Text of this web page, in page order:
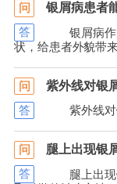
问 银屑病患者
答
银屑病作为
状，给患者外貌带
问 紫外线对银
答 紫外线对银
问 腿上出现银
答
腿上出现银